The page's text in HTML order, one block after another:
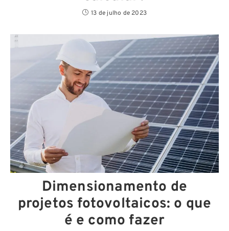
13 de julho de 2023
Dimensionamento de
projetos fotovoltaicos: o que
é e como fazer